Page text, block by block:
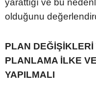
olduğunu
PLAN
PLANLAMA İLKE
YAPILMALI